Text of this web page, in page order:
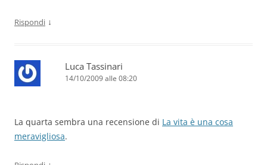
Rispondi ↓
Luca Tassinari
14/10/2009 alle 08:20
La quarta sembra una recensione di La vita è una cosa
meravigliosa.